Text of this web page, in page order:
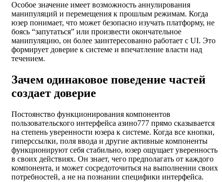
Особое значение имеет возможность аннулирования
манипуляций и перемещения к прошлым режимам. Когда
юзер понимает, что может безопасно изучать платформу, не
боясь “запутаться” или произвести окончательное
манипуляцию, он более заинтересованно работает с UI. Это
формирует доверие к системе и впечатление власти над
течением.
Зачем одинаковое поведение частей
создает доверие
Постоянство функционирования компонентов
пользовательского интерфейса азино777 прямо сказывается
на степень уверенности юзера к системе. Когда все кнопки,
гиперссылки, поля ввода и другие активные компоненты
функционируют себя стабильно, юзер ощущает уверенность
в своих действиях. Он знает, чего предполагать от каждого
компонента, и может сосредоточиться на выполнении своих
потребностей, а не на познании специфики интерфейса.